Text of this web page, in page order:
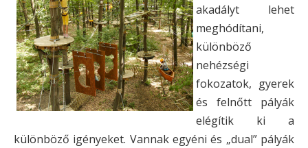
akadályt lehet
meghódítani,
különböző
nehézségi
fokozatok, gyerek
és felnőtt pályák
elégítik ki a
különböző igényeket. Vannak egyéni és „dual” pályák